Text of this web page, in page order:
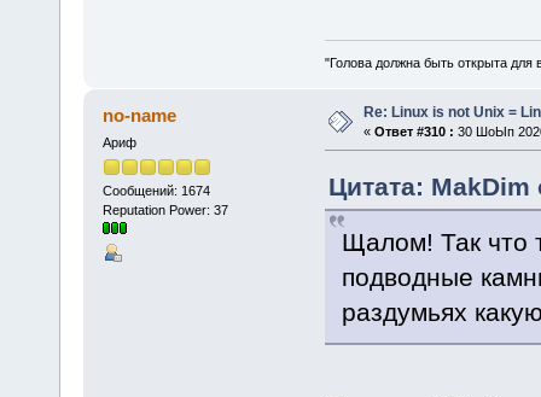
"Голова должна быть открыта
no-name
Ариф
Сообщений: 1674
Reputation Power: 37
Re: Linux is not Unix =
« Ответ #310 : 30 ШоЫп
Цитата:
Щалом! Так что
подводные
раздумьях